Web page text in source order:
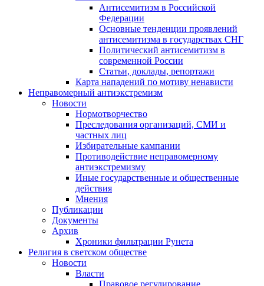
Антисемитизм в Российской
Федерации
Основные тенденции проявлений
антисемитизма в государствах СНГ
Политический антисемитизм в
современной России
Статьи, доклады, репортажи
Карта нападений по мотиву ненависти
Неправомерный антиэкстремизм
Новости
Нормотворчество
Преследования организаций, СМИ и
частных лиц
Избирательные кампании
Противодействие неправомерному
антиэкстремизму
Иные государственные и общественные
действия
Мнения
Публикации
Документы
Архив
Хроники фильтрации Рунета
Религия в светском обществе
Новости
Власти
Правовое регулирование